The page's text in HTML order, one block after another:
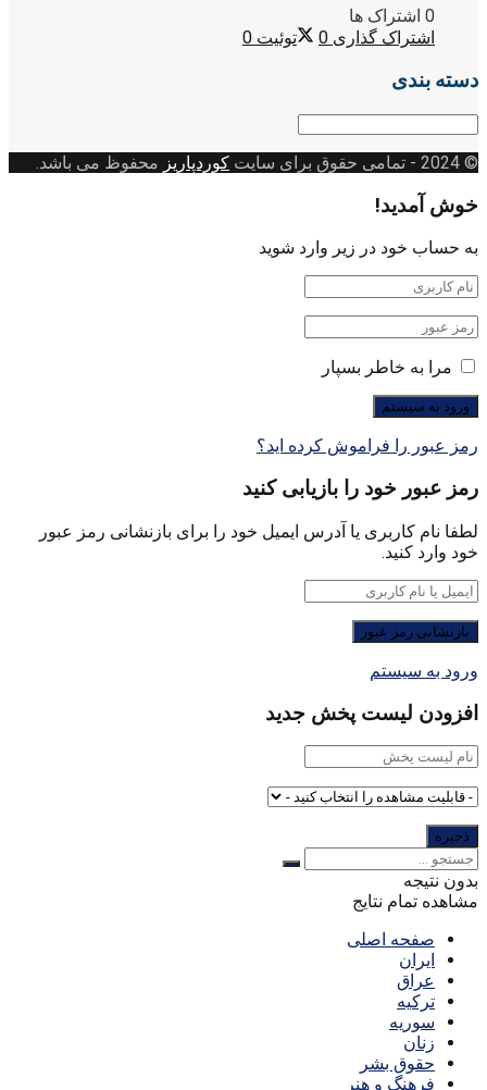
0 اشتراک ها
اشتراک گذاری 0 توئیت 0
دسته بندی
دسته
© 2024
- تمامی حقوق برای سایت کوردپاریز محفوظ می باشد.
خوش آمدید!
به حساب خود در زیر وارد شوید
مرا به خاطر بسپار
رمز عبور را فراموش کرده اید؟
رمز عبور خود را بازیابی کنید
لطفا نام کاربری یا آدرس ایمیل خود را برای بازنشانی رمز عبور
خود وارد کنید.
ورود به سیستم
افزودن لیست پخش جدید
بدون نتیجه
مشاهده تمام نتایج
صفحه اصلی
ایران
عراق
ترکیه
سوریه
زنان
حقوق بشر
فرهنگ و هنر